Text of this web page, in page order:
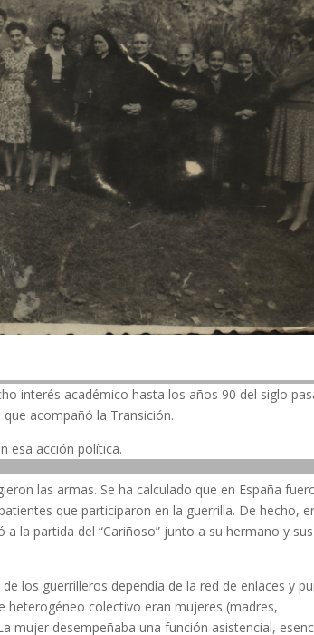
interés académico hasta los años 90 del siglo
acompañó la Transición.
esa acción política.
las armas. Se ha calculado que en España
que participaron en la guerrilla. De hecho,
la partida del “Cariñoso” junto a su hermano y sus
los guerrilleros dependía de la red de enlaces y
heterogéneo colectivo eran mujeres (madres,
mujer desempeñaba una función asistencial,